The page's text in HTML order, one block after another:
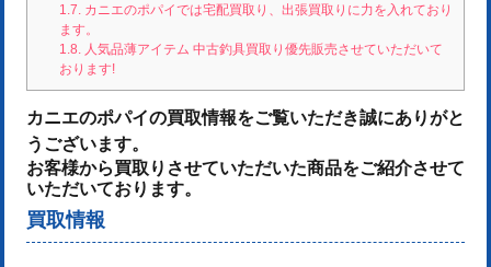
1.7.カニエのポパイでは宅配買取り、出張買取りに力を入れており
ます。
1.8.人気品薄アイテム 中古釣具買取り優先販売させていただいて
おります!
カニエのポパイの買取情報をご覧いただき誠にありがと
うございます。
お客様から買取りさせていただいた商品をご紹介させて
いただいております。
買取情報